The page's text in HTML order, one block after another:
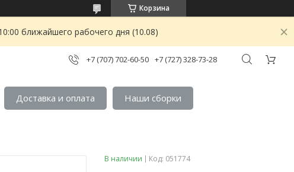
Корзина
ближайшего рабочего дня (10.08)
+7 (707) 702-60-50 +7 (727) 328-73-28
Доставка и оплата Наши сборки
В наличии Код: 051774